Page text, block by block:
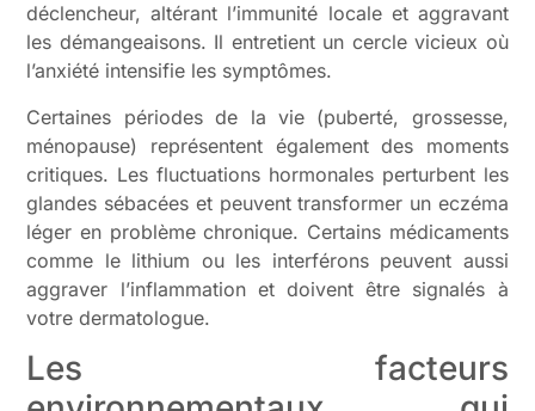
déclencheur, altérant l’immunité locale et aggravant
les démangeaisons. Il entretient un cercle vicieux où
l’anxiété intensifie les symptômes.
Certaines périodes de la vie (puberté, grossesse,
ménopause) représentent également des moments
critiques. Les fluctuations hormonales perturbent les
glandes sébacées et peuvent transformer un eczéma
léger en problème chronique. Certains médicaments
comme le lithium ou les interférons peuvent aussi
aggraver l’inflammation et doivent être signalés à
votre dermatologue.
Les facteurs